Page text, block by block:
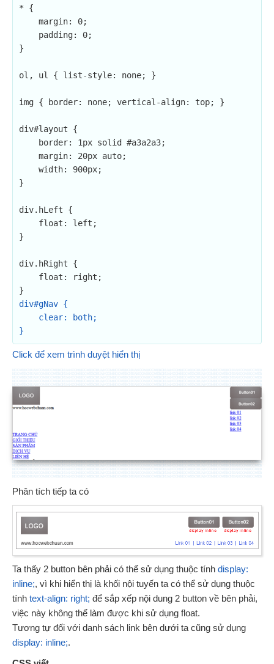
* {
}
ol, ul { list-style: none; }
img { border: none; vertical-align: top; }
div#layout {
}
div.hLeft {
}
div.hRight {
div#gNav {
Click để xem trình duyệt hiển thị
Phân tích tiếp ta có
Ta thấy 2 button bên phải có thể sử dụng thuộc tính display:
inline;, vì khi hiển thị là khối nội tuyến ta có thể sử dụng thuộc
tính text-align: right; để sắp xếp nội dung 2 button về bên phải,
việc này không thể làm được khi sử dụng float.
Tương tự đối với danh sách link bên dưới ta cũng sử dụng
display: inline;.